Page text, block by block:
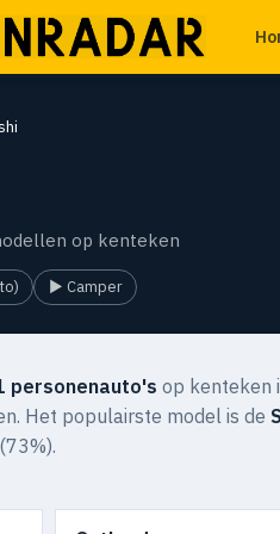
op kenteken
▶ Camper
personenauto's op kenteken
Het populairste model is de